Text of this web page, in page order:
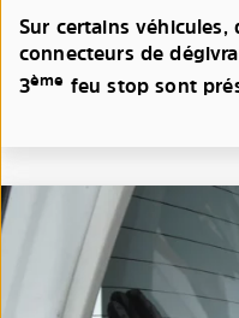
Sur certains véhicules,
connecteurs de
3ème feu stop sont